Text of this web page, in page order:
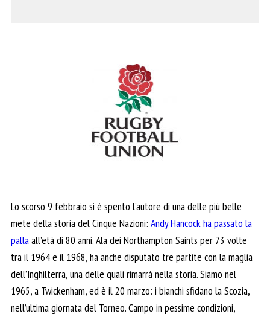
Lo scorso 9 febbraio si è spento l’autore di una delle più belle
mete della storia del Cinque Nazioni: Andy Hancock ha passato la
pallaall’età di 80 anni. Ala dei Northampton Saints per 73 volte
tra il 1964 e il 1968, ha anche disputato tre partite con la maglia
dell’Inghilterra, una delle quali rimarrà nella storia. Siamo nel
1965, a Twickenham, ed è il 20 marzo: i bianchi sfidano la Scozia,
nell’ultima giornata del Torneo. Campo in pessime condizioni,